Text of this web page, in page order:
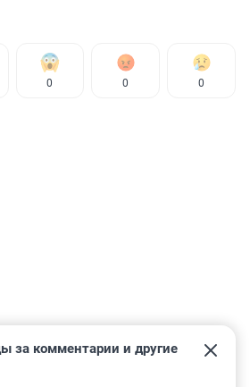
0 0 0
за комментарии и другие